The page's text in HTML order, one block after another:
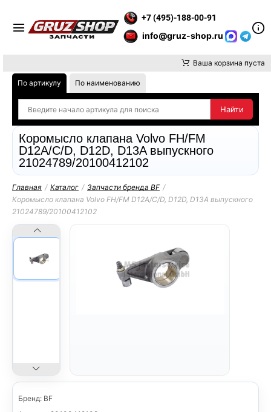
+7 (495)-188-00-91
info@gruz-shop.ru
Ваша корзина пуста
По артикулу По наименованию
Коромысло клапана Volvo FH/FM
D12A/C/D, D12D, D13A выпускного
21024789/20100412102
Главная / Каталог / Запчасти бренда BF /
Коромысло клапана Volvo FH/FM D12A/C/D, D12D, D13A выпускного
21024789/20100412102
Бренд: BF